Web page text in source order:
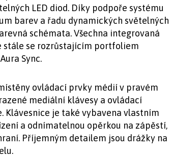
LED diod. Díky podpoře systému
barev a řadu dynamických světelných
schémata. Všechna integrovaná
stále se rozrůstajícím portfoliem
Sync.
ovládací prvky médií v pravém
mediální klávesy a ovládací
Klávesnice je také vybavena vlastním
a odnímatelnou opěrkou na zápěstí,
Příjemným detailem jsou drážky na